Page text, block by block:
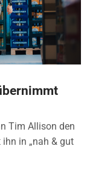
Tim Allison den
in „nah & gut